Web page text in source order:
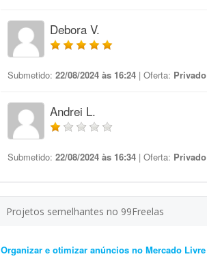
Debora V.
Submetido: 22/08/2024 às 16:24 | Oferta: Privado
Andrei L.
Submetido: 22/08/2024 às 16:34 | Oferta: Privado
Projetos semelhantes no 99Freelas
Organizar e otimizar anúncios no Mercado Livre